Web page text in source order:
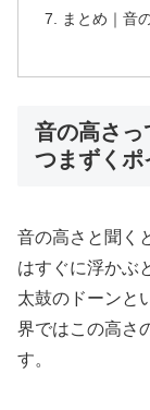
まとめ｜音
音の高さっ
つまずくポ
音の高さと聞く
はすぐに浮かぶ
太鼓のドーンと
界ではこの高さ
す。